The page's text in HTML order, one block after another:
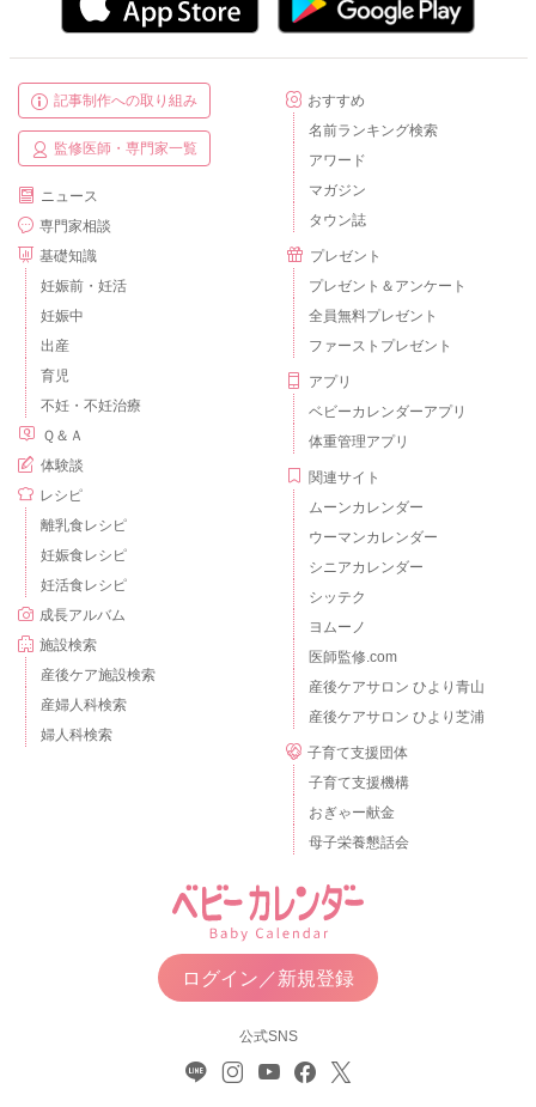
記事制作への取り組み
監修医師・専門家一覧
ニュース
専門家相談
基礎知識
妊娠前・妊活
妊娠中
出産
育児
不妊・不妊治療
Ｑ＆Ａ
体験談
レシピ
離乳食レシピ
妊娠食レシピ
妊活食レシピ
成長アルバム
施設検索
産後ケア施設検索
産婦人科検索
婦人科検索
おすすめ
名前ランキング検索
アワード
マガジン
タウン誌
プレゼント
プレゼント＆アンケート
全員無料プレゼント
ファーストプレゼント
アプリ
ベビーカレンダーアプリ
体重管理アプリ
関連サイト
ムーンカレンダー
ウーマンカレンダー
シニアカレンダー
シッテク
ヨムーノ
医師監修.com
産後ケアサロン ひより青山
産後ケアサロン ひより芝浦
子育て支援団体
子育て支援機構
おぎゃー献金
母子栄養懇話会
ログイン／新規登録
公式SNS